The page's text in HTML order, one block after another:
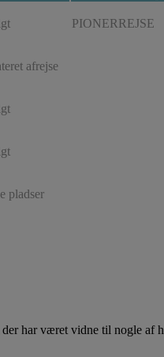
PIONERREJSE
afrejse
pladser
har været vidne til nogle af